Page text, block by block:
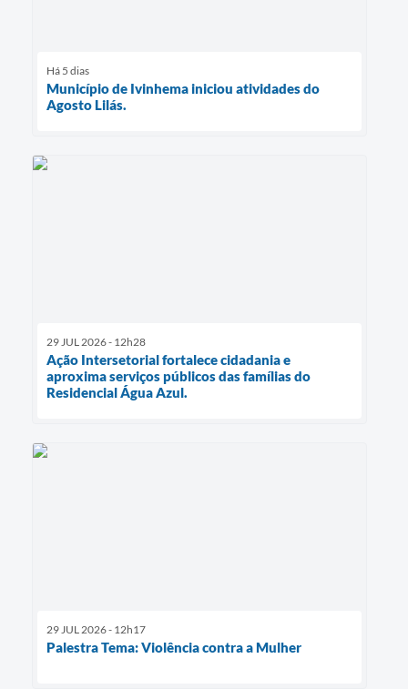
Há 5 dias
Município de Ivinhema iniciou atividades do
Agosto Lilás.
29 JUL 2026 - 12h28
Ação Intersetorial fortalece cidadania e
aproxima serviços públicos das famílias do
Residencial Água Azul.
29 JUL 2026 - 12h17
Palestra Tema: Violência contra a Mulher